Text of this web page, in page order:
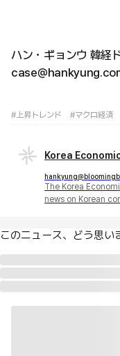
ハン・ギョンウ 韓経
#上昇トレンド #マクロ経済
Korea
The Korea
news on Korean
このニュース、どう思い